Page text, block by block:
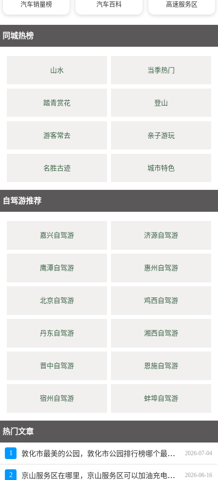
汽车销量榜 汽车百科 高速服务区
同城热榜
山水 当季热门
踏青赏花 登山
游客常去 亲子游玩
名胜古迹 城市特色
自驾游推荐
嘉兴自驾游 济源自驾游
鹰潭自驾游 惠州自驾游
北京自驾游 鸡西自驾游
丹东自驾游 湘西自驾游
晋中自驾游 恩施自驾游
宿州自驾游 蚌埠自驾游
热门文章
1 敦化市最美的公园，敦化市公园排行榜哪个最好玩 2026-07-04
2 京山服务区在哪里，京山服务区可以加油充电吗？ 2026-06-16